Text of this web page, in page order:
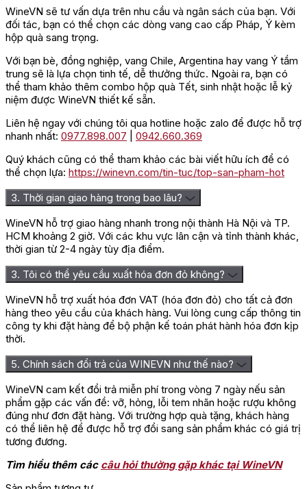
Rượu được sản xuất theo phương pháp truyền thống chuyên
nghiệp tại vùng đất Western Cape, Nam Phi với sự pha trộn của
giống nho chủ đạo là
nho Chenin Blanc và các loại quả nhiệt đới
khác như cam, đào, dứa, lê và một ít vị chuối béo ngậy. Kết
hợp với sự ngọt ngào nổi bật là hương vị chua nhẹ nhàng tự
nhiên của hàm lượng axit có trong các loại quả và nồng độ lên
men thích hợp. Hương thơm tinh tế của gỗ Sồi, da thuộc và mùi
vị đặc trưng của vani, cà phê đã làm cho dư vị của rượu trở nên
Hậu vị sâu lắng và hoàn hảo với hương thơm mạnh mẽ và dứt
thể nhấm nháp rượu với thịt gà, thịt nguội, hải sản nướng, hấp,
mì pasta và các loại trái cây tươi,… ở nhiệt độ thích hợp khoảng
từ 10 – 12 độ C.
Rượu mang phong cách thanh lịch nhưng vô cùng sang trọng
và hiện đại, chính vì thế khi sở hữu chai rượu vang trắng này,
bạn sẽ thể hiện được đằng cấp chính mình cũng như là một sự
chiêu đãi đặc biệt cho bạn bè, người thân trong các bữa ăn
các dịp,…
=> Liên hệ ngayWine VNđể nhận giá ưu đãi và tư vấn chi
tiết nhất!
Đánh giá
Chưa có đánh giá nào.
Hãy là người đầu tiên nhận xét “Rượu Vang Nam Phi Bellingham
The Old Orchards Chenin Blanc”
Bạn phảiđăng nhậpđể gửi đánh giá.
WineVN sẽ tư vấn dựa trên nhu cầu và ngân sách của bạn. Với
đối tác, bạn có thể chọn các dòng vang cao cấp Pháp, Ý kèm
hộp quà sang trọng.
Với bạn bè, đồng nghiệp, vang Chile, Argentina hay vang Ý tầm
trung sẽ là lựa chọn tinh tế, dễ thưởng thức. Ngoài ra, bạn có
thể tham khảo thêm combo hộp quà Tết, sinh nhật hoặc lễ kỷ
niệm được WineVN thiết kế sẵn.
Liên hệ ngay với chúng tôi qua hotline hoặc zalo để được hỗ trợ
nhanh nhất: 0977.898.007
0942.660.369
Quý khách cũng có thể tham khảo các bài viết hữu ích để có
thể chọn lựa: https://winevn.com/tin-tuc/top-san-pham-hot
3. Thời gian giao hàng trong bao lâu?
WineVN hỗ trợ giao hàng nhanh trong nội thành Hà Nội và TP.
HCM khoảng 2 giờ. Với các khu vực lân cận và tỉnh thành khác,
thời gian từ 2-4 ngày tùy địa điểm.
3. Tôi có thể yêu cầu xuất hóa đơn đỏ không?
WineVN hỗ trợ xuất hóa đơn VAT (hóa đơn đỏ) cho tất cả đơn
hàng theo yêu cầu của khách hàng. Vui lòng cung cấp thông tin
công ty khi đặt hàng để bộ phận kế toán phát hành hóa đơn kịp
thời.
5. Chính sách đổi trả của WINEVN như thế nào?
WineVN cam kết đổi trả miễn phí trong vòng 7 ngày nếu sản
phẩm gặp các vấn đề: vỡ, hỏng, lỗi tem nhãn hoặc rượu không
đúng như đơn đặt hàng. Với trường hợp quà tặng, khách hàng
có thể liên hệ để được hỗ trợ đổi sang sản phẩm khác có giá trị
tương đương.
Tìm hiểu thêm các câu hỏi thường gặp khác tại WineVN